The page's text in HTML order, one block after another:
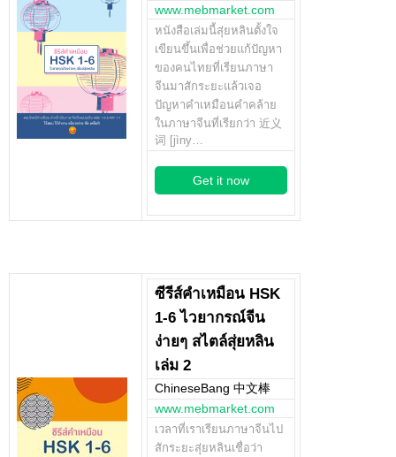
www.mebmarket.com
หนังสือเล่มนี้สุ่ยหลินตั้งใจ
เขียนขึ้นเพื่อช่วยแก้ปัญหา
ของคนไทยที่เรียนภาษา
จีนมาสักระยะแล้วเจอ
ปัญหาคำเหมือนคำคล้าย
ในภาษาจีนที่เรียกว่า 近义
词 [jìny…
Get it now
ซีรีส์คำเหมือน HSK
1-6 ไวยากรณ์จีน
ง่ายๆ สไตล์สุ่ยหลิน
เล่ม 2
ChineseBang 中文棒
www.mebmarket.com
เวลาที่เราเรียนภาษาจีนไป
สักระยะสุ่ยหลินเชื่อว่า